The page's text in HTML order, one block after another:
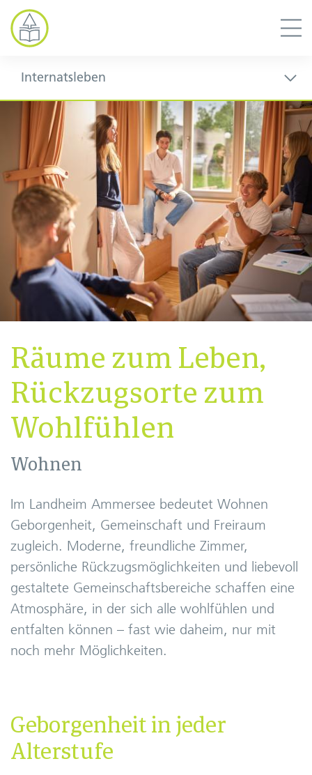
Internatsleben
Räume zum Leben,
Rückzugsorte zum
Wohlfühlen
Wohnen
Im Landheim Ammersee bedeutet Wohnen
Geborgenheit, Gemeinschaft und Freiraum
zugleich. Moderne, freundliche Zimmer,
persönliche Rückzugsmöglichkeiten und liebevoll
gestaltete Gemeinschaftsbereiche schaffen eine
Atmosphäre, in der sich alle wohlfühlen und
entfalten können – fast wie daheim, nur mit
noch mehr Möglichkeiten.
Geborgenheit in jeder
Alterstufe